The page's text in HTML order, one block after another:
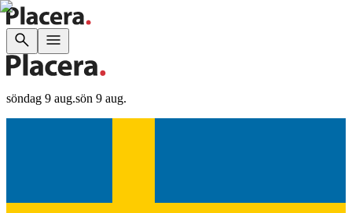
söndag 9 aug.sön 9 aug.